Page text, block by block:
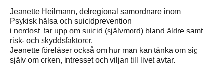
Jeanette Heilmann, delregional samordnare inom
Psykisk hälsa och suicidprevention
i nordost, tar upp om suicid (självmord) bland äldre samt
risk- och skyddsfaktorer.
Jeanette föreläser också om hur man kan tänka om sig
själv om orken, intresset och viljan till livet avtar.